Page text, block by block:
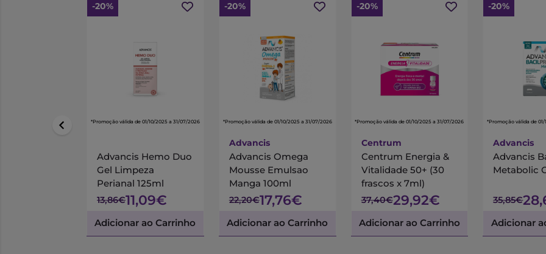
-20%
*Promoção válida de 01/10/2025 a 31/07/2026
Advancis Hemo Duo
Gel Limpeza
Perianal 125ml
13,86€11,09€
Adicionar ao Carrinho
-20%
*Promoção válida de 01/10/2025 a 31/07/2026
Advancis
Advancis Omega
Mousse Emulsao
Manga 100ml
22,20€17,76€
Adicionar ao Carrinho
-20%
*Promoção válida de 01/10/2025 a 31/07/2026
Centrum
Centrum Energia &
Vitalidade 50+ (30
frascos x 7ml)
37,40€29,92€
Adicionar ao Carrinho
-20%
*Promoção válida de
Advancis
Advancis
Metabolic
35,85€
Adicionar